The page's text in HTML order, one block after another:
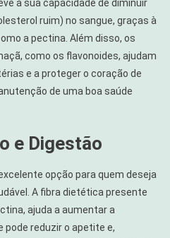
à sua capacidade de diminuir
ruim) no sangue, graças à
a pectina. Além disso, os
como os flavonoides, ajudam
e a proteger o coração de
de uma boa saúde
e Digestão
opção para quem deseja
A fibra dietética presente
ajuda a aumentar a
pode reduzir o apetite e,